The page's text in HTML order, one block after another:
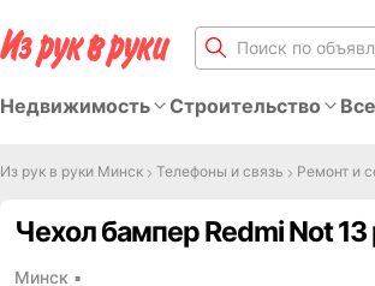
Недвижимость Строительство
Из рук в руки Минск Телефоны и связь Ремонт и
Чехол бампер Redmi Not
Минск ▪